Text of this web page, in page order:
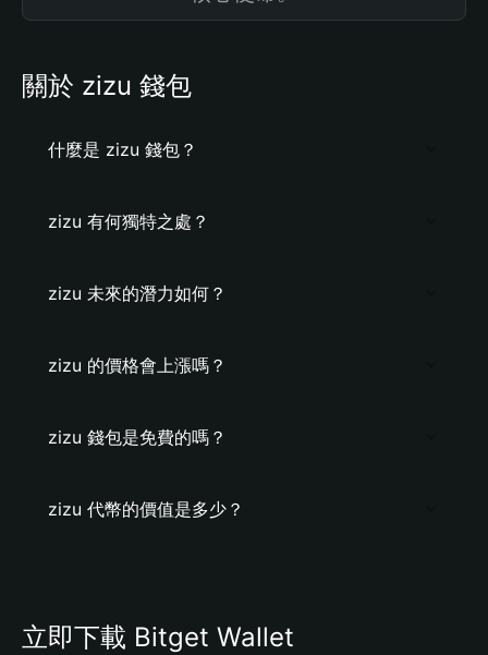
關於 zizu 錢包
什麼是 zizu 錢包？
zizu 有何獨特之處？
zizu 未來的潛力如何？
zizu 的價格會上漲嗎？
zizu 錢包是免費的嗎？
zizu 代幣的價值是多少？
立即下載 Bitget Wallet